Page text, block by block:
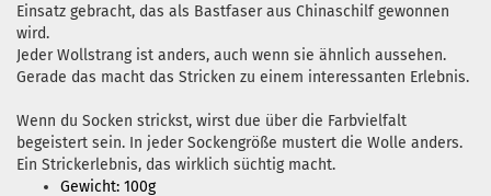
Einsatz gebracht, das als Bastfaser aus Chinaschilf gewonnen
wird.
Jeder Wollstrang ist anders, auch wenn sie ähnlich aussehen.
Gerade das macht das Stricken zu einem interessanten Erlebnis.
Wenn du Socken strickst, wirst due über die Farbvielfalt
begeistert sein. In jeder Sockengröße mustert die Wolle anders.
Ein Strickerlebnis, das wirklich süchtig macht.
Gewicht: 100g